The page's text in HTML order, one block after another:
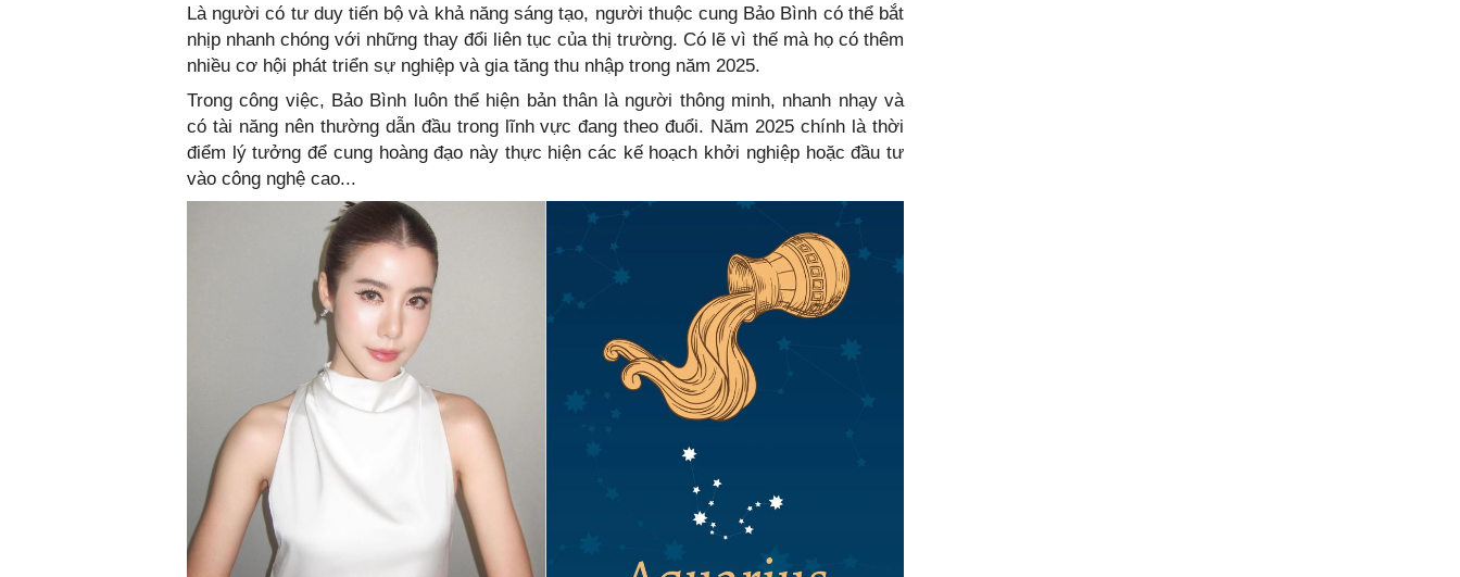
Là người có tư duy tiến bộ và khả năng sáng tạo, người thuộc cung Bảo Bình có thể bắt
nhịp nhanh chóng với những thay đổi liên tục của thị trường. Có lẽ vì thế mà họ có thêm
nhiều cơ hội phát triển sự nghiệp và gia tăng thu nhập trong năm 2025.
Trong công việc, Bảo Bình luôn thể hiện bản thân là người thông minh, nhanh nhạy và
có tài năng nên thường dẫn đầu trong lĩnh vực đang theo đuổi. Năm 2025 chính là thời
điểm lý tưởng để cung hoàng đạo này thực hiện các kế hoạch khởi nghiệp hoặc đầu tư
vào công nghệ cao...